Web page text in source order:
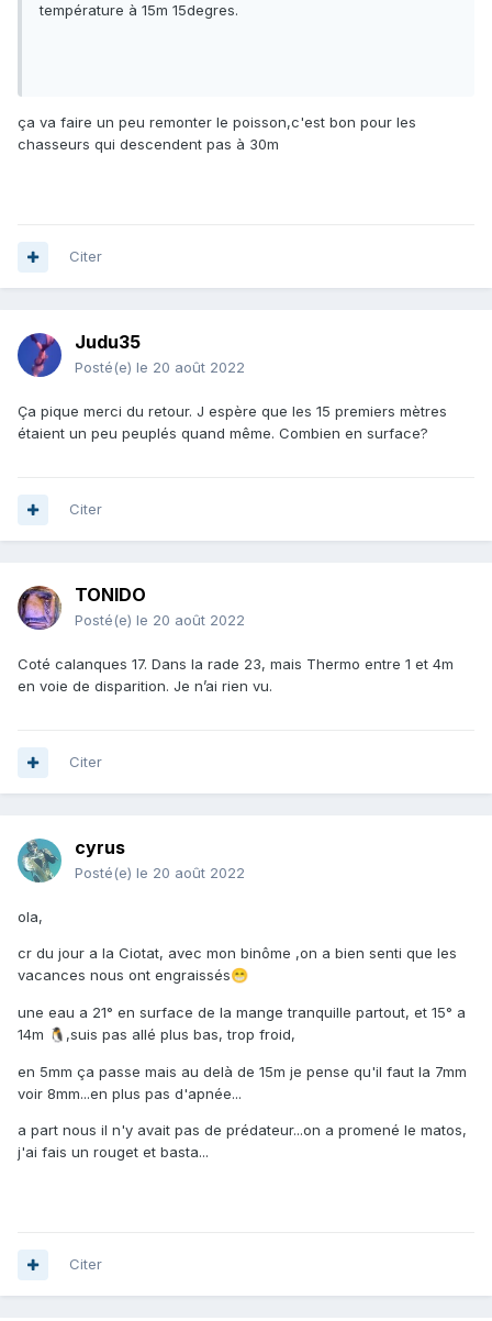
température à 15m 15degres.
ça va faire un peu remonter le poisson,c'est bon pour les
chasseurs qui descendent pas à 30m
Citer
Judu35
Posté(e) le 20 août 2022
Ça pique merci du retour. J espère que les 15 premiers mètres
étaient un peu peuplés quand même. Combien en surface?
Citer
TONIDO
Posté(e) le 20 août 2022
Coté calanques 17. Dans la rade 23, mais Thermo entre 1 et 4m
en voie de disparition. Je n’ai rien vu.
Citer
cyrus
Posté(e) le 20 août 2022
ola,
cr du jour a la Ciotat, avec mon binôme ,on a bien senti que les
vacances nous ont engraissés😁
une eau a 21° en surface de la mange tranquille partout, et 15° a
14m 🐧 ,suis pas allé plus bas, trop froid,
en 5mm ça passe mais au delà de 15m je pense qu'il faut la 7mm
voir 8mm...en plus pas d'apnée...
a part nous il n'y avait pas de prédateur...on a promené le matos,
j'ai fais un rouget et basta...
Citer